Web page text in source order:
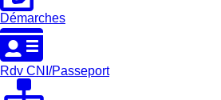
Démarches
Rdv CNI/Passeport